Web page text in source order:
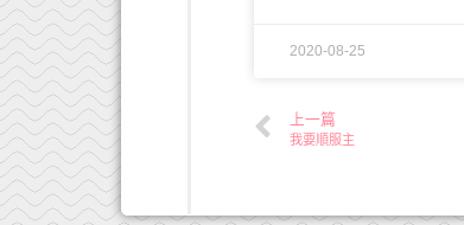
2020-08-25
上一篇
我要順服主